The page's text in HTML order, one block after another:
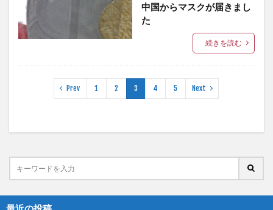
中国からマスクが届きまし
た
続きを読む
Prev 1 2 3 4 5 Next